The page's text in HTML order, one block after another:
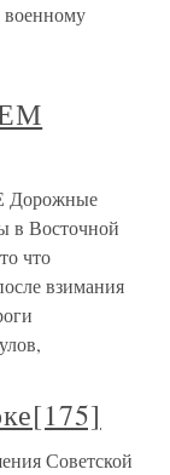
в Восточной
что
взимания
Советской